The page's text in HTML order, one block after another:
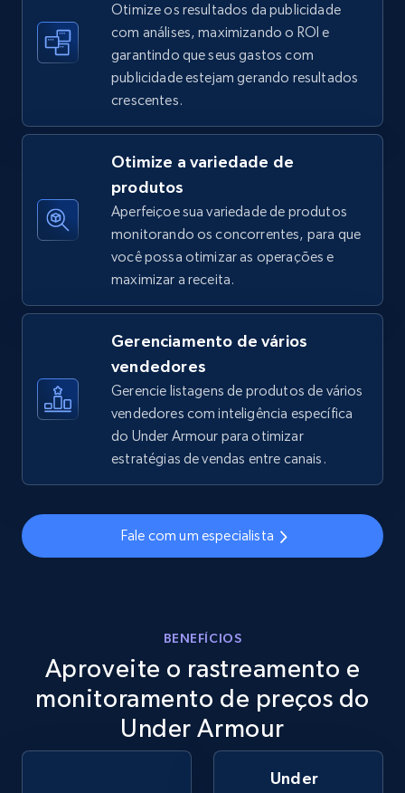
TikTok Shop - Collect TikTok shop products
by keywords search
URL, Title, Available, Description, Currency, Initial
price, Final price, Discount percent, and more.
TikTok Shop - discover records by shop url
price, Final price, Discount percent, and more.
668+
Amazon sellers info
URL, Product id, Title, Seller name, Seller rating,
Seller reviews, Breadcrumbs, Root category, and
more.
2.5K+ 359+ Comece agora
Otimize os resultados da publicidade
com análises, maximizando o ROI e
garantindo que seus gastos com
publicidade estejam gerando resultados
crescentes.
Otimize a variedade de
produtos
Aperfeiçoe sua variedade de produtos
monitorando os concorrentes, para que
você possa otimizar as operações e
maximizar a receita.
Gerenciamento de vários
vendedores
Gerencie listagens de produtos de vários
vendedores com inteligência específica
do Under Armour para otimizar
estratégias de vendas entre canais.
Fale com um especialista
BENEFÍCIOS
Aproveite o rastreamento e
monitoramento de preços do
Under Armour
Under